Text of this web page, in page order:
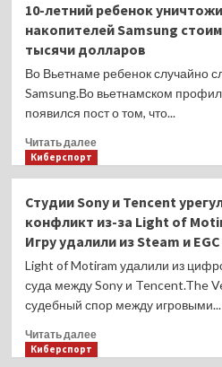
на
турнире
Yekindar
сделал
предложение
своей
девушке.
Она
согласилась
10-летний ребенок
накопителей Samsung
тысячи долларов
Во Вьетнаме ребенок случайно
Samsung.Во вьетнамском
появился пост о том, что...
Читать далееПрочитать
летний
ребенок
уничтожил
50
твердотельных
накопителей
Samsung
почти
в
Киберспорт
Студии Sony и Tencent
конфликт из-за Light of
Игру удалили из Steam и EGC
Light of Motiram удалили из
суда между Sony и Tencent.The
судебный спор между игровыми...
Читать далееПрочитать
Киберспорт